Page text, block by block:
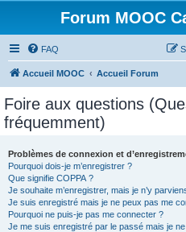
Forum MOOC
FAQ
Accueil MOOC Accueil Forum
Foire aux questions
fréquemment)
Problèmes de connexion et
Pourquoi dois-je m’enregistrer ?
Que signifie COPPA ?
Je souhaite m’enregistrer, mais je n’y
Je suis enregistré mais je ne peux pas me
Pourquoi ne puis-je pas me connecter ?
Je me suis enregistré par le passé mais je